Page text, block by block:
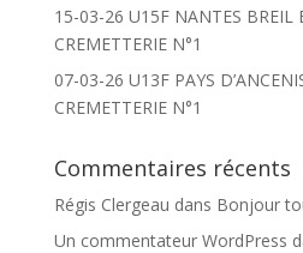
15-03-26 U15F NANTES BREIL
CREMETTERIE N°1
07-03-26 U13F PAYS
CREMETTERIE N°1
Commentaires récents
Régis Clergeau dans Bonjour
Un commentateur WordPress